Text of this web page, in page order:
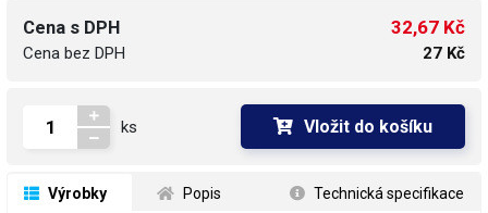
Cena s DPH
Cena bez DPH
32,67 Kč
27 Kč
ks Vložit do košíku
Výrobky Popis Technická specifikace